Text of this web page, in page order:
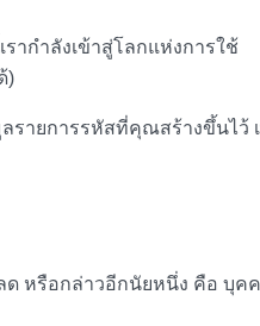
ากำลังเข้าสู่โลกแห่งการใช้
)
รายการรหัสที่คุณสร้างขึ้นไว้
ด หรือกล่าวอีกนัยหนึ่ง คือ บุค